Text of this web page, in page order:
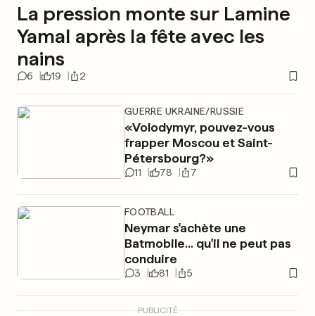
La pression monte sur Lamine
Yamal après la fête avec les
nains
6 19 2
GUERRE UKRAINE/RUSSIE
«Volodymyr, pouvez-vous
frapper Moscou et Saint-
Pétersbourg?»
11 78 7
FOOTBALL
Neymar s'achète une
Batmobile... qu'il ne peut pas
conduire
3 81 5
PUBLICITÉ